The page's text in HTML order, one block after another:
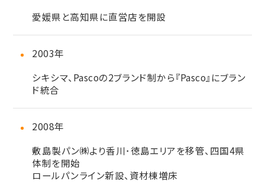
愛媛県と高知県に直営店を開設
2003年
シキシマ、Pascoの2ブランド制から『Pasco』にブラン
ド統合
2008年
敷島製パン㈱より香川･徳島エリアを移管、四国4県
体制を開始
ロールパンライン新設、資材棟増床